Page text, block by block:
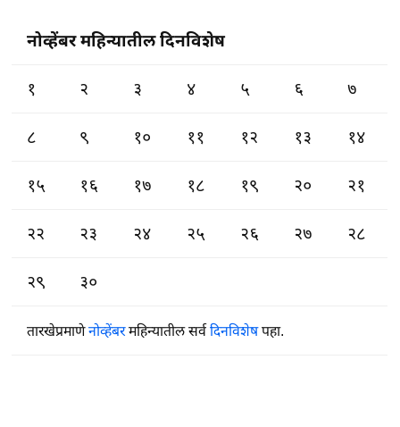
नोव्हेंबर महिन्यातील दिनविशेष
१ २ ३ ४ ५ ६ ७
८ ९ १० ११ १२ १३ १४
१५ १६ १७ १८ १९ २० २१
२२ २३ २४ २५ २६ २७ २८
२९ ३०
तारखेप्रमाणेनोव्हेंबरमहिन्यातील सर्वदिनविशेषपहा.